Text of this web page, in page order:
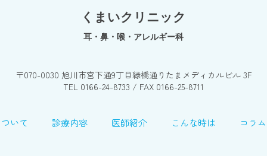
くまいクリニック
耳・鼻・喉・アレルギー科
〒070-0030 旭川市宮下通9丁目緑橋通りたまメディカルビル 3F
TEL 0166-24-8733 / FAX 0166-25-8711
いて 診療内容 医師紹介 こんな時は コラム